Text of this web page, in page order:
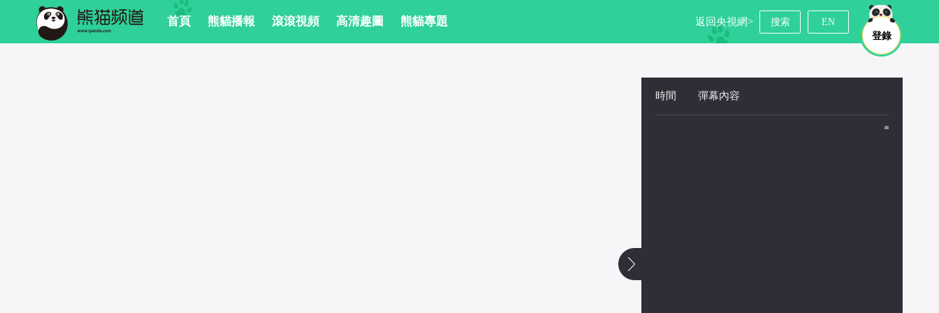
首頁 熊貓播報 滾滾視頻 高清趣圖 熊貓專題
登錄
返回央視網> 搜索 EN
時間 彈幕內容